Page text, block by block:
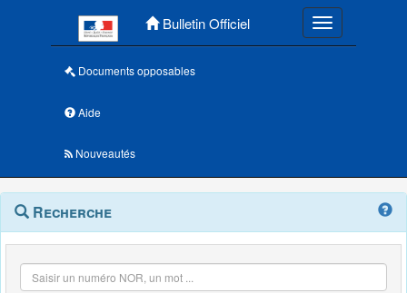
Bulletin Officiel Toggle
Documents opposables
Aide
Nouveautés
Navigation
outils
Menu
contextuel
Recherche